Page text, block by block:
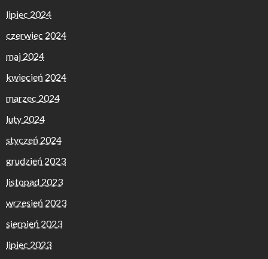
lipiec 2024
czerwiec 2024
maj 2024
kwiecień 2024
marzec 2024
luty 2024
styczeń 2024
grudzień 2023
listopad 2023
wrzesień 2023
sierpień 2023
lipiec 2023